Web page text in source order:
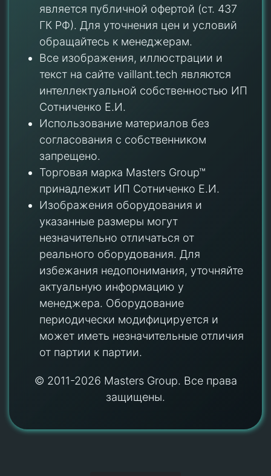
является публичной офертой (ст. 437
ГК РФ). Для уточнения цен и условий
обращайтесь к менеджерам.
Все изображения, иллюстрации и
текст на сайте vaillant.tech являются
интеллектуальной собственностью ИП
Сотниченко Е.И.
Использование материалов без
согласования с собственником
запрещено.
Торговая марка Masters Group™
принадлежит ИП Сотниченко Е.И.
Изображения оборудования и
указанные размеры могут
незначительно отличаться от
реального оборудования. Для
избежания недопонимания, уточняйте
актуальную информацию у
менеджера. Оборудование
периодически модифицируется и
может иметь незначительные отличия
от партии к партии.
© 2011-2026 Masters Group. Все права
защищены.